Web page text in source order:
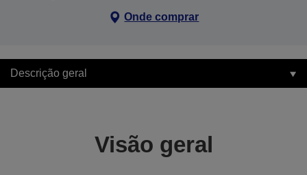
Onde comprar
Descrição geral
Visão geral